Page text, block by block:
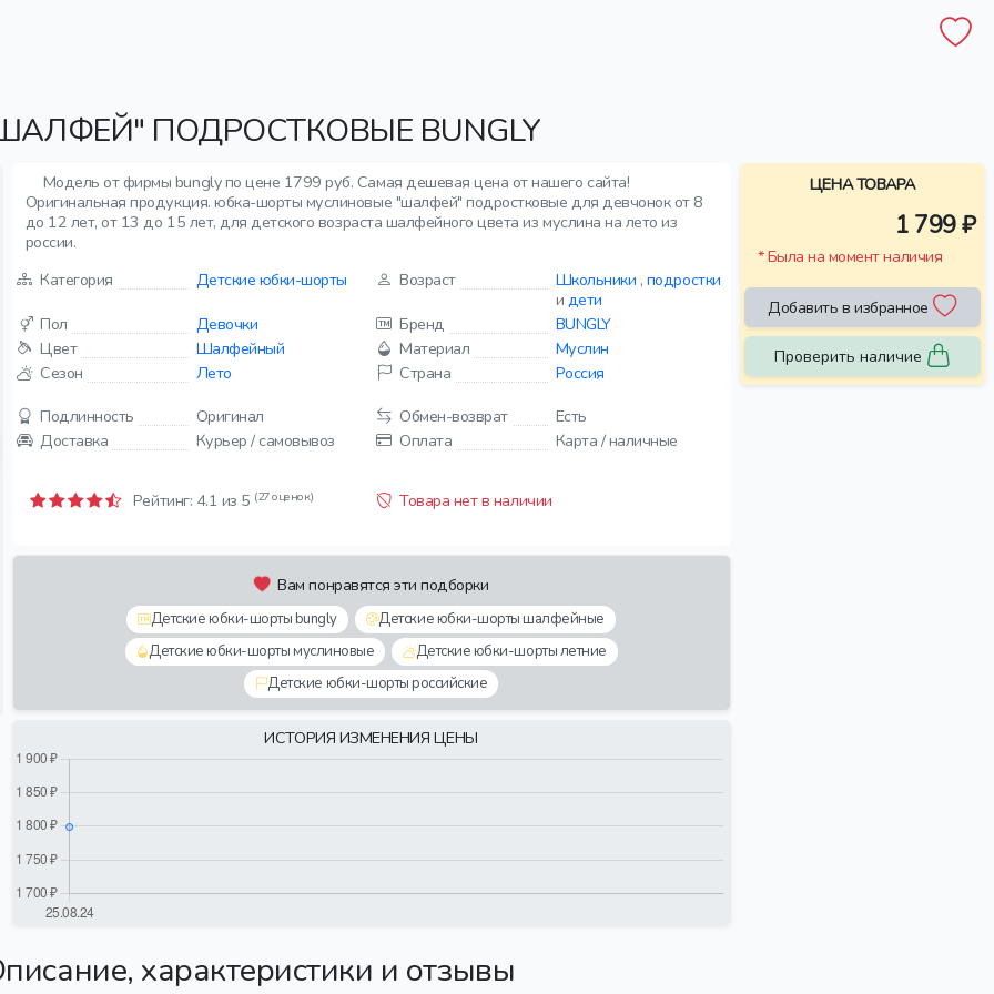
ПОДРОСТКОВЫЕ BUNGLY
Модель от фирмы bungly по цене 1799 руб. Самая дешевая цена от нашего сайта!
Оригинальная продукция. юбка-шорты муслиновые "шалфей" подростковые для девчонок от 8
до 12 лет, от 13 до 15 лет, для детского возраста шалфейного цвета из муслина на лето из
россии.
Категория
Детские юбки-шорты Возраст Школьники , подростки
и дети
Пол
Девочки Бренд
BUNGLY
Цвет
Шалфейный Материал
Муслин
Сезон
Лето Страна
Россия
Подлинность
Оригинал Обмен-возврат
Есть
Доставка
Курьер / самовывоз Оплата Карта / наличные
Рейтинг: 4.1 из 5 (27 оценок) Товара нет в наличии
Вам понравятся эти подборки
Детские юбки-шорты bungly
Детские юбки-шорты шалфейные
Детские юбки-шорты муслиновые
Детские юбки-шорты летние
Детские юбки-шорты российские
ИСТОРИЯ ИЗМЕНЕНИЯ ЦЕНЫ
ЦЕНА ТОВАРА
1 799 ₽
* Была на момент наличия
Добавить в избранное
Проверить наличие
характеристики и отзывы